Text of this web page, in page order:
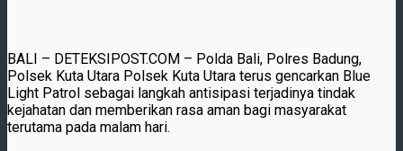
BALI – DETEKSIPOST.COM – Polda Bali, Polres Badung,
Polsek Kuta Utara Polsek Kuta Utara terus gencarkan Blue
Light Patrol sebagai langkah antisipasi terjadinya tindak
kejahatan dan memberikan rasa aman bagi masyarakat
terutama pada malam hari.